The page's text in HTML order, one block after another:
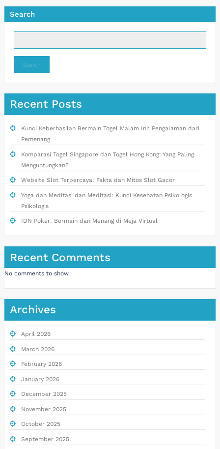
pagination
Search
Search
Recent Posts
Kunci Keberhasilan Bermain Togel Malam Ini: Pengalaman dari
Pemenang
Komparasi Togel Singapore dan Togel Hong Kong: Yang Paling
Menguntungkan?
Website Slot Terpercaya: Fakta dan Mitos Slot Gacor
Yoga dan Meditasi dan Meditasi: Kunci Kesehatan Psikologis
Psikologis
IDN Poker: Bermain dan Menang di Meja Virtual
Recent Comments
No comments to show.
Archives
April 2026
March 2026
February 2026
January 2026
December 2025
November 2025
October 2025
September 2025